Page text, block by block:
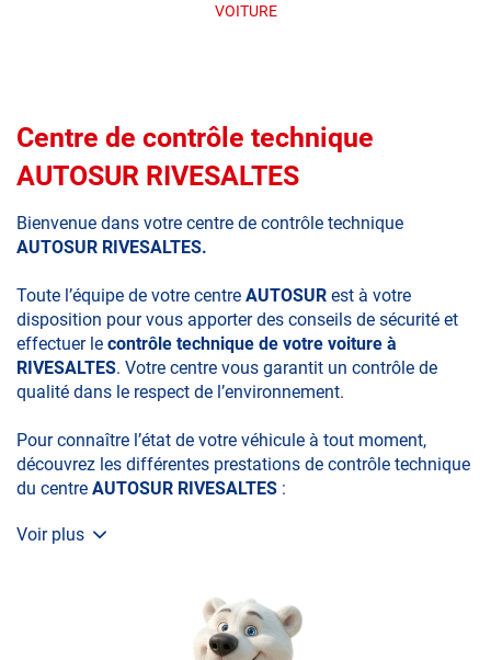
VOITURE
Centre de contrôle technique
AUTOSUR RIVESALTES
Bienvenue dans votre centre de contrôle technique
AUTOSUR RIVESALTES.
Toute l’équipe de votre centre AUTOSUR est à votre
disposition pour vous apporter des conseils de sécurité et
effectuer le contrôle technique de votre voiture à
RIVESALTES. Votre centre vous garantit un contrôle de
qualité dans le respect de l’environnement.
Pour connaître l’état de votre véhicule à tout moment,
découvrez les différentes prestations de contrôle technique
du centre AUTOSUR RIVESALTES :
• le contrôle technique obligatoire
Voir plus